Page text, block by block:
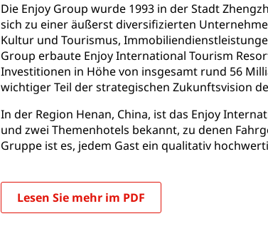
Die Enjoy Group wurde 1993 in der Stadt
sich zu einer äußerst diversifizierten
Kultur und Tourismus,
Group erbaute Enjoy International Tourism
Investitionen in Höhe von insgesamt rund 56
wichtiger Teil der strategischen Zukunftsvision
In der Region Henan, China, ist das Enjoy
und zwei Themenhotels bekannt, zu denen
Gruppe ist es, jedem Gast ein qualitativ
Lesen Sie mehr im PDF